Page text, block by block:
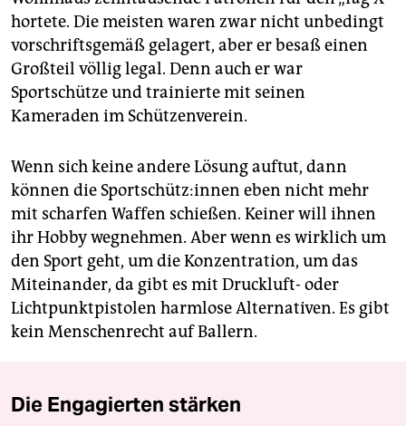
hortete. Die meisten waren zwar nicht unbedingt
vorschriftsgemäß gelagert, aber er besaß einen
Großteil völlig legal. Denn auch er war
Sportschütze und trainierte mit seinen
Kameraden im Schützenverein.
Wenn sich keine andere Lösung auftut, dann
können die Sport­schüt­z:in­nen eben nicht mehr
mit scharfen Waffen schießen. Keiner will ihnen
ihr Hobby wegnehmen. Aber wenn es wirklich um
den Sport geht, um die Konzentration, um das
Miteinander, da gibt es mit Druckluft- oder
Lichtpunktpistolen harmlose Alternativen. Es gibt
kein Menschenrecht auf Ballern.
Die Engagierten stärken